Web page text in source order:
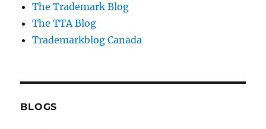
The Trademark Blog
The TTA Blog
Trademarkblog Canada
BLOGS